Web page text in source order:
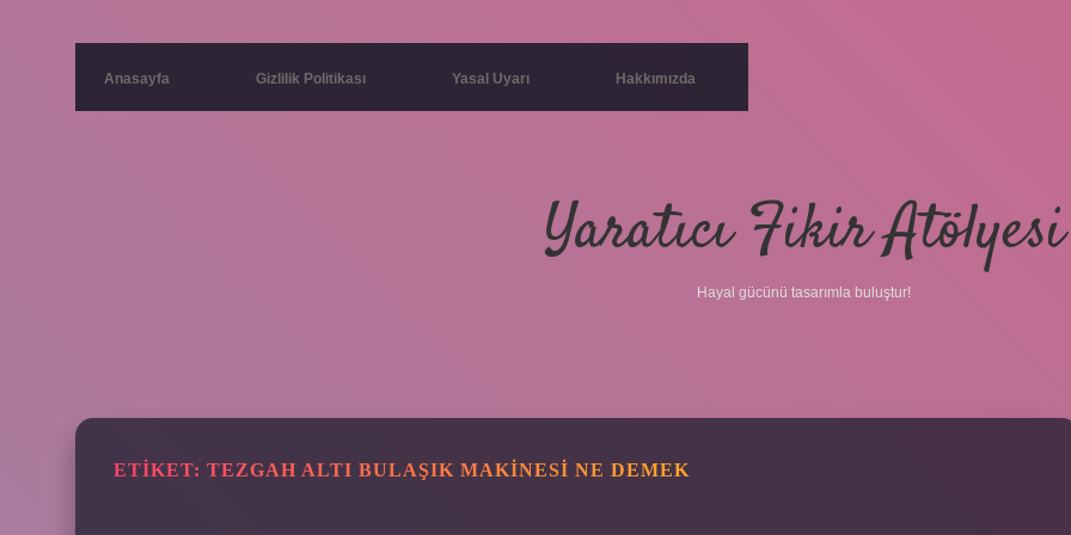
Anasayfa Gizlilik Politikası Yasal Uyarı Hakkımızda
Yaratıcı Fikir Atölyesi
Hayal gücünü tasarımla buluştur!
ETIKET: TEZGAH ALTI BULAŞIK MAKINESI NE DEMEK